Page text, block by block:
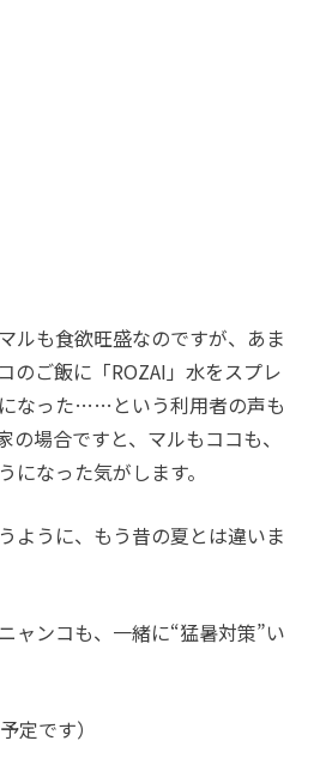
ルも食欲旺盛なのですが、あま
のご飯に「ROZAI」水をスプレ
なった……という利用者の声も
の場合ですと、マルもココも、
になった気がします。
ように、もう昔の夏とは違いま
ャンコも、一緒に“猛暑対策”い
定です）